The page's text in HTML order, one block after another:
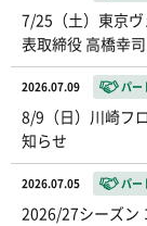
7/25（土）東京
表取締役 高橋幸
2026.07.09 パー
8/9（日）川崎フ
知らせ
2026.07.05 パー
2026/27シーズン